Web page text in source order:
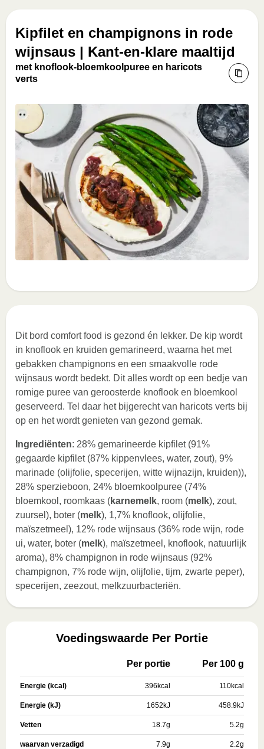
Kipfilet en champignons in rode
wijnsaus | Kant-en-klare maaltijd
met knoflook-bloemkoolpuree en haricots
verts
Dit bord comfort food is gezond én lekker. De kip wordt
in knoflook en kruiden gemarineerd, waarna het met
gebakken champignons en een smaakvolle rode
wijnsaus wordt bedekt. Dit alles wordt op een bedje van
romige puree van geroosterde knoflook en bloemkool
geserveerd. Tel daar het bijgerecht van haricots verts bij
op en het wordt genieten van gezond gemak.
Ingrediënten: 28% gemarineerde kipfilet (91%
gegaarde kipfilet (87% kippenvlees, water, zout), 9%
marinade (olijfolie, specerijen, witte wijnazijn, kruiden)),
28% sperzieboon, 24% bloemkoolpuree (74%
bloemkool, roomkaas (karnemelk, room (melk), zout,
zuursel), boter (melk), 1,7% knoflook, olijfolie,
maïszetmeel), 12% rode wijnsaus (36% rode wijn, rode
ui, water, boter (melk), maïszetmeel, knoflook, natuurlijk
aroma), 8% champignon in rode wijnsaus (92%
champignon, 7% rode wijn, olijfolie, tijm, zwarte peper),
specerijen, zeezout, melkzuurbacteriën.
Voedingswaarde Per Portie
Per portie Per 100 g
Energie (kcal) 396kcal 110kcal
Energie (kJ) 1652kJ 458.9kJ
Vetten 18.7g 5.2g
waarvan verzadigd 7.9g 2.2g